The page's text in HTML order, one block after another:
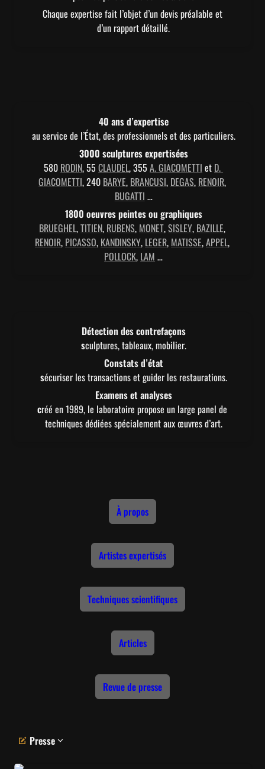
Chaque expertise fait l’objet d’un devis préalable et
d’un rapport détaillé.
40 ans d’expertise
au service de l’État, des professionnels et des particuliers.
3000 sculptures expertisées
580 RODIN, 55 CLAUDEL, 355 A. GIACOMETTI et D.
GIACOMETTI, 240 BARYE, BRANCUSI, DEGAS, RENOIR
BUGATTI …
1800 oeuvres peintes ou graphiques
BRUEGHEL, TITIEN, RUBENS, MONET, SISLEY, BAZILLE
RENOIR, PICASSO, KANDINSKY, LEGER, MATISSE, APPEL
POLLOCK, LAM …
Détection des contrefaçons
sculptures, tableaux, mobilier.
Constats d’état
sécuriser les transactions et guider les restaurations.
Examens et analyses
créé en 1989, le laboratoire propose un large panel de
techniques dédiées spécialement aux œuvres d’art.
À propos
Artistes expertisés
Techniques scientifiques
Articles
Revue de presse
Presse